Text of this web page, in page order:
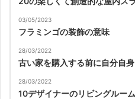
03/05/2023
フラミンゴの装飾の意味
28/03/2022
古い家を購入する前に自分自
28/03/2022
10デザイナーのリビングルー